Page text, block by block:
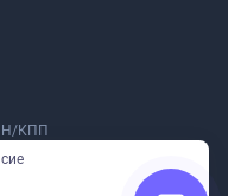
КПП
006319 (Приказ № 321 от